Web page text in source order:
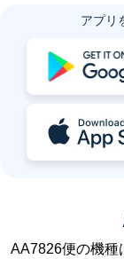
アプリ
AA7826便の機種